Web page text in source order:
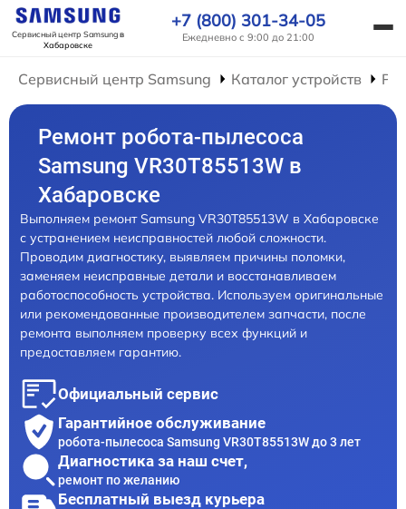
Сервисный центр Samsungв
Хабаровске
+7 (800) 301-34-05
Ежедневно с 9:00 до 21:00
Сервисный центр Samsung Каталог устройств
Ремонт робота-пылесоса
Samsung VR30T85513W в
Хабаровске
Выполняем ремонт Samsung VR30T85513W в Хабаровске
с устранением неисправностей любой сложности.
Проводим диагностику, выявляем причины поломки,
заменяем неисправные детали и восстанавливаем
работоспособность устройства. Используем оригинальные
или рекомендованные производителем запчасти, после
ремонта выполняем проверку всех функций и
предоставляем гарантию.
Официальный сервис
Гарантийное обслуживание
робота-пылесоса Samsung VR30T85513W до 3 лет
Диагностика за наш счет,
ремонт по желанию
Бесплатный выезд курьера